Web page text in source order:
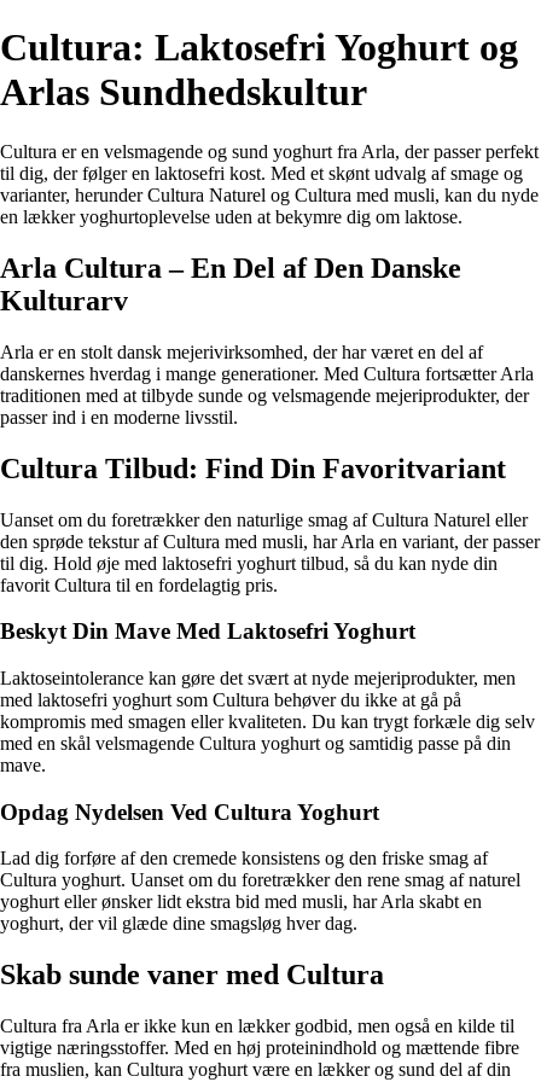
Cultura: Laktosefri Yoghurt og
Arlas Sundhedskultur
Cultura er en velsmagende og sund yoghurt fra Arla, der passer perfekt
til dig, der følger en laktosefri kost. Med et skønt udvalg af smage og
varianter, herunder Cultura Naturel og Cultura med musli, kan du nyde
en lækker yoghurtoplevelse uden at bekymre dig om laktose.
Arla Cultura – En Del af Den Danske
Kulturarv
Arla er en stolt dansk mejerivirksomhed, der har været en del af
danskernes hverdag i mange generationer. Med Cultura fortsætter Arla
traditionen med at tilbyde sunde og velsmagende mejeriprodukter, der
passer ind i en moderne livsstil.
Cultura Tilbud: Find Din Favoritvariant
Uanset om du foretrækker den naturlige smag af Cultura Naturel eller
den sprøde tekstur af Cultura med musli, har Arla en variant, der passer
til dig. Hold øje med laktosefri yoghurt tilbud, så du kan nyde din
favorit Cultura til en fordelagtig pris.
Beskyt Din Mave Med Laktosefri Yoghurt
Laktoseintolerance kan gøre det svært at nyde mejeriprodukter, men
med laktosefri yoghurt som Cultura behøver du ikke at gå på
kompromis med smagen eller kvaliteten. Du kan trygt forkæle dig selv
med en skål velsmagende Cultura yoghurt og samtidig passe på din
mave.
Opdag Nydelsen Ved Cultura Yoghurt
Lad dig forføre af den cremede konsistens og den friske smag af
Cultura yoghurt. Uanset om du foretrækker den rene smag af naturel
yoghurt eller ønsker lidt ekstra bid med musli, har Arla skabt en
yoghurt, der vil glæde dine smagsløg hver dag.
Skab sunde vaner med Cultura
Cultura fra Arla er ikke kun en lækker godbid, men også en kilde til
vigtige næringsstoffer. Med en høj proteinindhold og mættende fibre
fra muslien, kan Cultura yoghurt være en lækker og sund del af din